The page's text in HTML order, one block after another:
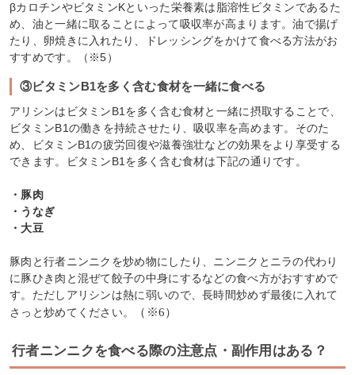
βカロチンやビタミンKといった栄養素は脂溶性ビタミンであるた
め、油と一緒に取ることによって吸収率が高まります。油で揚げ
たり、卵焼きに入れたり、ドレッシングをかけて食べる方法がお
すすめです。（※5）
③ビタミンB1を多く含む食材を一緒に食べる
アリシンはビタミンB1を多く含む食材と一緒に摂取することで、
ビタミンB1の働きを持続させたり、吸収率を高めます。そのた
め、ビタミンB1の疲労回復や滋養強壮などの効果をより享受する
できます。ビタミンB1を多く含む食材は下記の通りです。
・豚肉
・うなぎ
・大豆
豚肉と行者ニンニクを炒め物にしたり、ニンニクとニラの代わり
に豚ひき肉と混ぜて餃子の中身にするなどの食べ方がおすすめで
す。ただしアリシンは熱に弱いので、長時間炒めず最後に入れて
さっと炒めてください。
（※6）
行者ニンニクを食べる際の注意点・副作用はある？